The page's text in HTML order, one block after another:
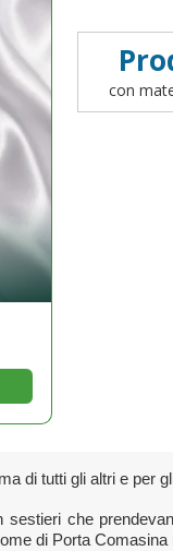
con
di tutti gli altri e per
che
di Porta